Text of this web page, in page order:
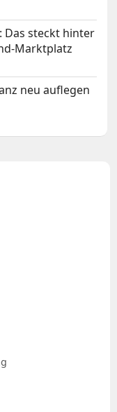
Das steckt hinter
Marktplatz
neu auflegen